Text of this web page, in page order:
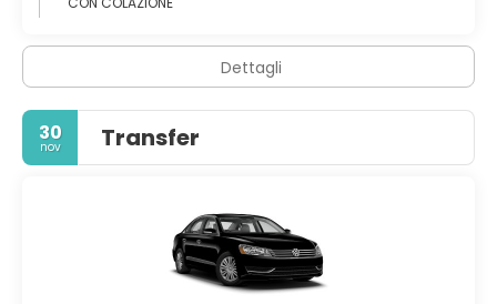
Dettagli
30
nov Transfer